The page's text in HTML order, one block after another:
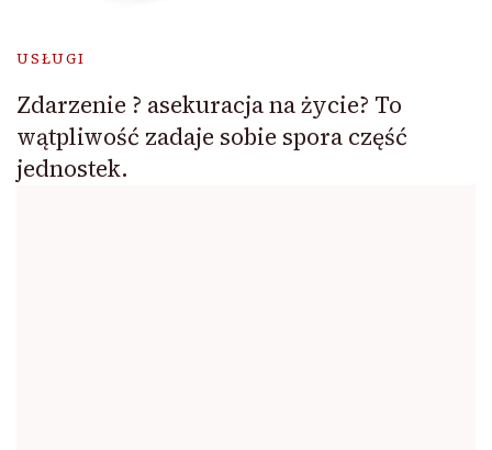
USŁUGI
Zdarzenie ? asekuracja na życie? To
wątpliwość zadaje sobie spora część
jednostek.